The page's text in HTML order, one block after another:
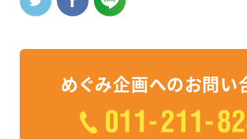
めぐみ企画へのお問い